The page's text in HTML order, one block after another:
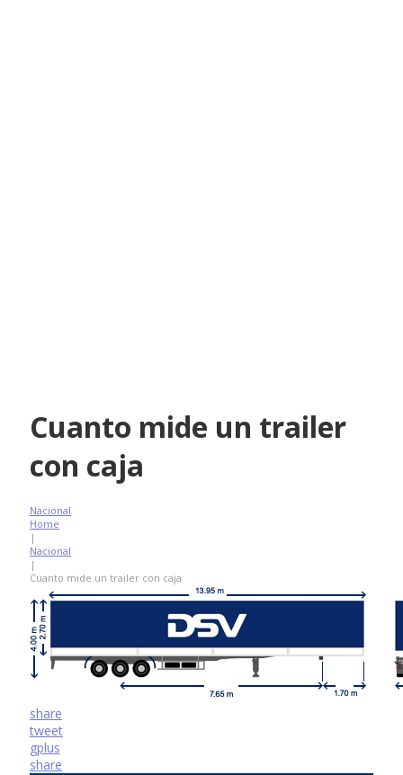
Cuanto mide un trailer
con caja
Nacional
Home
|
Nacional
|
Cuanto mide un trailer con caja
share
tweet
gplus
share